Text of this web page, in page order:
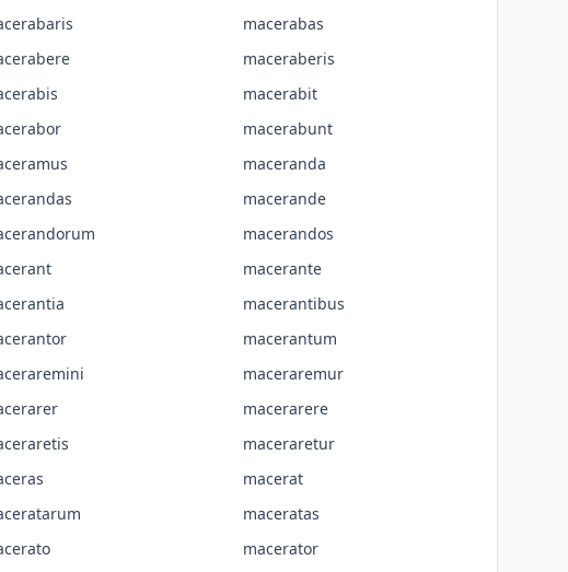
macerabas
maceraberis
macerabit
macerabunt
maceranda
macerande
macerandos
macerante
macerantibus
macerantum
maceraremur
macerarere
maceraretur
macerat
maceratas
macerator